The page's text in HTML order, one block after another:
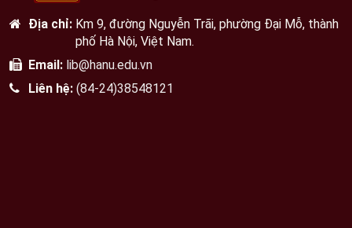
Địa chỉ: Km 9, đường Nguyễn Trãi, phường Đại Mỗ, thành
phố Hà Nội, Việt Nam.
Email: lib@hanu.edu.vn
Liên hệ: (84-24)38548121